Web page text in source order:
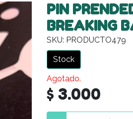
PIN
BREAKING
SKU: PRODUCTO479
Stock
Agotado.
$ 3.000